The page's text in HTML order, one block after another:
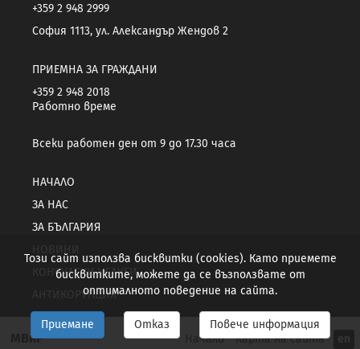
МВнР Начало Карта на сайта
+359 2 948 2999
София 1113, ул. Александър Жендов 2
ПРИЕМНА ЗА ГРАЖДАНИ
+359 2 948 2018
Работно време
Всеки работен ден от 9 до 17.30 часа
НАЧАЛО
ЗА НАС
ЗА БЪЛГАРИЯ
КОНСУЛСКИ УСЛУГИ
АНТИКОРУПЦИЯ
Този сайт използва бисквитки (cookies). Като приемете
бисквитките, можете да се възползвате от
оптималното поведение на сайта.
Приемане Отказ Повече информация